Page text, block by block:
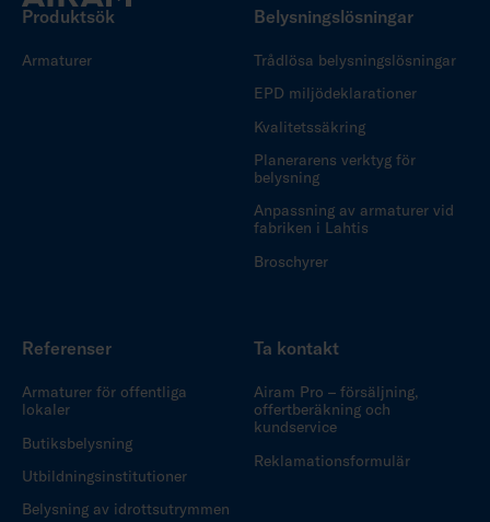
Produktsök
Armaturer
Belysningslösningar
Trådlösa belysningslösningar
EPD miljödeklarationer
Kvalitetssäkring
Planerarens verktyg för
belysning
Anpassning av armaturer vid
fabriken i Lahtis
Broschyrer
Referenser
Armaturer för offentliga
lokaler
Butiksbelysning
Utbildningsinstitutioner
Belysning av idrottsutrymmen
Ta kontakt
Airam Pro – försäljning,
offertberäkning och
kundservice
Reklamationsformulär